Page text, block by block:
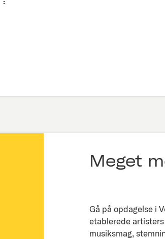
Meget
Gå på opdagelse i
etablerede
musiksmag,